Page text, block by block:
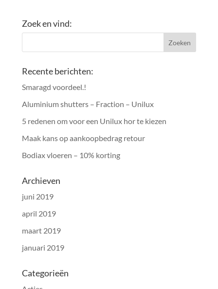
Zoek en vind:
Recente berichten:
Smaragd voordeel.!
Aluminium shutters – Fraction – Unilux
5 redenen om voor een Unilux hor te kiezen
Maak kans op aankoopbedrag retour
Bodiax vloeren – 10% korting
Archieven
juni 2019
april 2019
maart 2019
januari 2019
Categorieën